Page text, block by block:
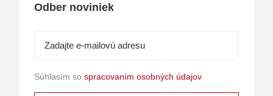
Odber noviniek
Súhlasím so spracovaním osobných údajov